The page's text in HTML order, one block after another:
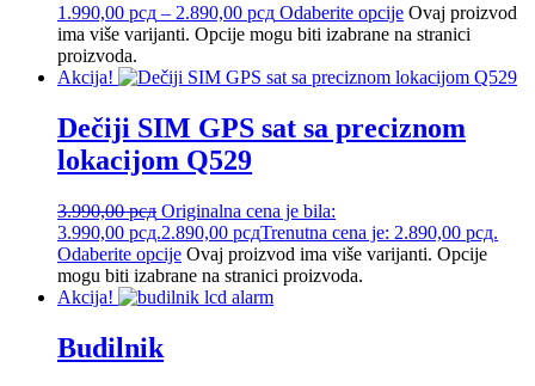
1.990,00 рсд – 2.890,00 рсд Odaberite opcije Ovaj proizvod
ima više varijanti. Opcije mogu biti izabrane na stranici
proizvoda.
Akcija!
Dečiji SIM GPS sat sa preciznom
lokacijom Q529
3.990,00рсд Originalna cena je bila:
3.990,00 рсд.2.890,00 рсдTrenutna cena je: 2.890,00 рсд.
Odaberite opcije Ovaj proizvod ima više varijanti. Opcije
mogu biti izabrane na stranici proizvoda.
Akcija!
Budilnik